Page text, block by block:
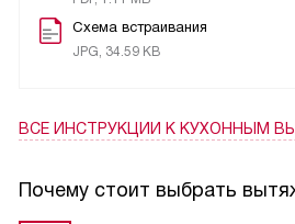
Управление вытяжкой очень
много дел на кухне и нет времени
Схема встраивания
JPG, 34.59 KB
ВСЕ ИНСТРУКЦИИ К КУХОННЫМ
Почему стоит выбрать